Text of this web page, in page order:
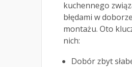
kuchennego
błędami w
montażu. Oto
nich:
Dobór zbyt